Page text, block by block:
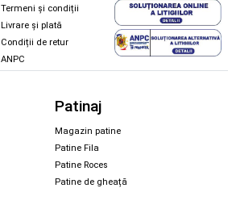
Termeni și condiții
Livrare și plată
Condiții de retur
ANPC
Patinaj
Magazin patine
Patine Fila
Patine Roces
Patine de gheață